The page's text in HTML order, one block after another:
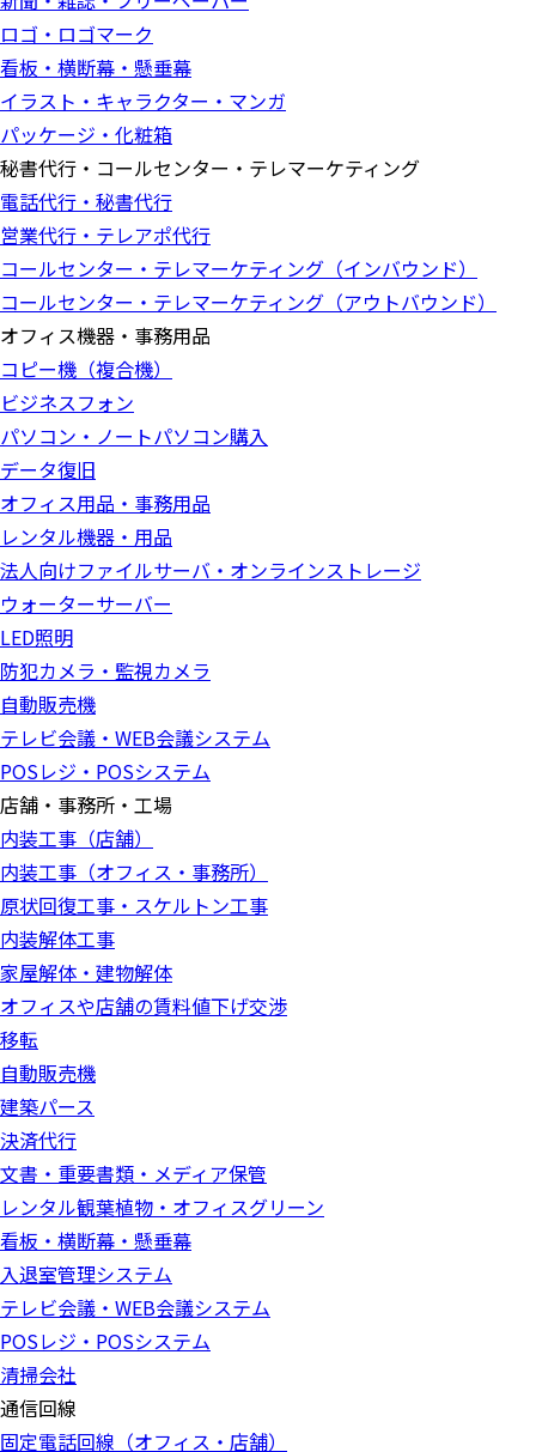
ロゴ・ロゴマーク
看板・横断幕・懸垂幕
イラスト・キャラクター・マンガ
パッケージ・化粧箱
秘書代行・コールセンター・テレマーケティング
電話代行・秘書代行
営業代行・テレアポ代行
コールセンター・テレマーケティング（インバウンド）
コールセンター・テレマーケティング（アウトバウンド）
オフィス機器・事務用品
コピー機（複合機）
ビジネスフォン
パソコン・ノートパソコン購入
データ復旧
オフィス用品・事務用品
レンタル機器・用品
法人向けファイルサーバ・オンラインストレージ
ウォーターサーバー
LED照明
防犯カメラ・監視カメラ
自動販売機
テレビ会議・WEB会議システム
POSレジ・POSシステム
店舗・事務所・工場
内装工事（店舗）
内装工事（オフィス・事務所）
原状回復工事・スケルトン工事
内装解体工事
家屋解体・建物解体
オフィスや店舗の賃料値下げ交渉
移転
自動販売機
建築パース
決済代行
文書・重要書類・メディア保管
レンタル観葉植物・オフィスグリーン
看板・横断幕・懸垂幕
入退室管理システム
テレビ会議・WEB会議システム
POSレジ・POSシステム
清掃会社
通信回線
固定電話回線（オフィス・店舗）